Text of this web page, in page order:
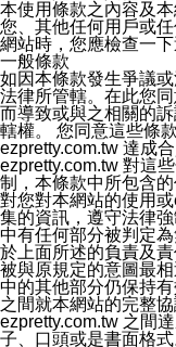
本使用條款之內容及
您、其他任何用戶或
網站時，您應檢查一
一般條款
如因本條款發生爭議
法律所管轄。在此您
而導致或與之相關的
轄權。 您同意這些條
ezpretty.com.tw 達成
ezpretty.com.tw 對這
制，本條款中所包含
對您對本網站的使用
集的資訊，遵守法律
中有任何部分被判定
於上面所述的負責及
被與原規定的意圖最
中的其他部分仍保持
之間就本網站的完整
ezpretty.com.tw 之間
子、口頭或是書面格